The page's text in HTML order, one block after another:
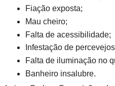
Fiação exposta;
Mau cheiro;
Falta de acessibilidade;
Infestação de
Falta de iluminação no
Banheiro insalubre.